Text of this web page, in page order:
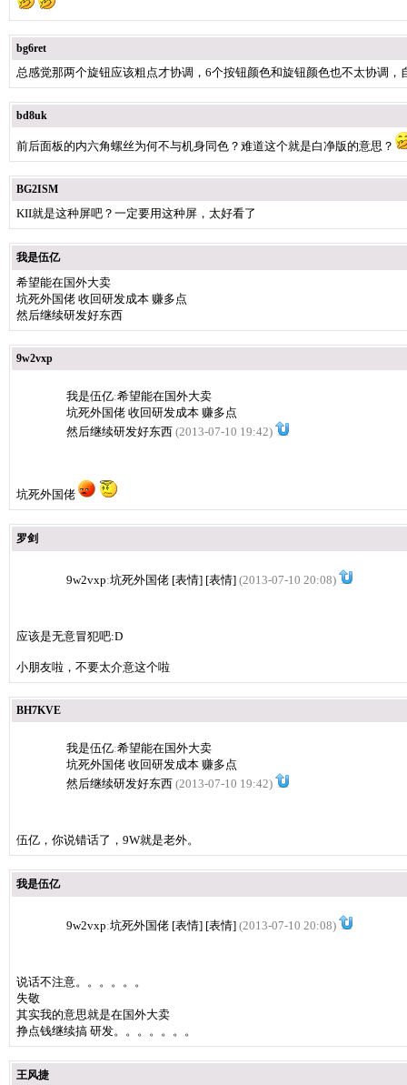
bg6ret
总感觉那两个旋钮应该粗点才协调，6个按钮颜色和旋钮颜色也不太协调，
bd8uk
前后面板的内六角螺丝为何不与机身同色？难道这个就是白净版的意思？
BG2ISM
KII就是这种屏吧？一定要用这种屏，太好看了
我是伍亿
希望能在国外大卖
坑死外国佬 收回研发成本 赚多点
然后继续研发好东西
9w2vxp
我是伍亿:希望能在国外大卖
坑死外国佬 收回研发成本 赚多点
然后继续研发好东西 (2013-07-10 19:42)
坑死外国佬
罗剑
9w2vxp:坑死外国佬 [表情] [表情] (2013-07-10 20:08)
应该是无意冒犯吧:D
小朋友啦，不要太介意这个啦
BH7KVE
我是伍亿:希望能在国外大卖
坑死外国佬 收回研发成本 赚多点
然后继续研发好东西 (2013-07-10 19:42)
伍亿，你说错话了，9W就是老外。
我是伍亿
9w2vxp:坑死外国佬 [表情] [表情] (2013-07-10 20:08)
说话不注意。。。。。。
失敬
其实我的意思就是在国外大卖
挣点钱继续搞 研发。。。。。。。
王风捷